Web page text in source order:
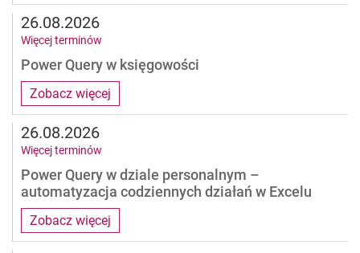
Zobacz więcej
Power Query w księgowości
26.08.2026
Więcej terminów
Zobacz więcej
Power Query w dziale personalnym –
automatyzacja codziennych działań w Excelu
26.08.2026
Więcej terminów